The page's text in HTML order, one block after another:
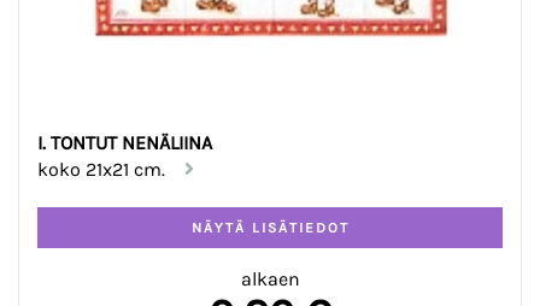
I. TONTUT NENÄLIINA
koko 21x21 cm.
alkaen